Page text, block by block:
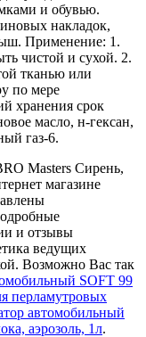
и обувью.
накладок,
Применение: 1.
чистой и сухой. 2.
тканью или
по мере
хранения срок
масло, н-гексан,
газ-6.
Masters Сирень,
магазине
и отзывы
ведущих
Возможно Вас так
SOFT 99
перламутровых
автомобильный
аэрозоль, 1л.